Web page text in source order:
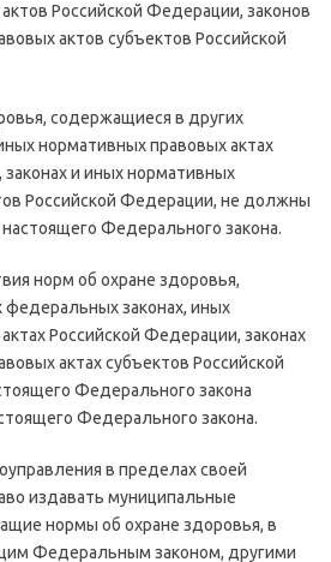
Российской Федерации, законов
актов субъектов Российской
содержащиеся в других
нормативных правовых актах
и иных нормативных
Российской Федерации, не должны
Федерального закона.
норм об охране здоровья,
законах, иных
Российской Федерации, законах
актах субъектов Российской
Федерального закона
Федерального закона.
в пределах своей
издавать муниципальные
нормы об охране здоровья, в
Федеральным законом, другими